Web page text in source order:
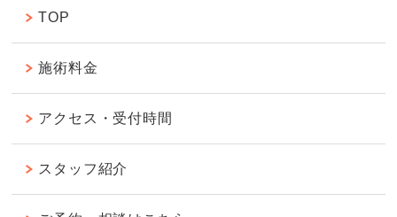
TOP
施術料金
アクセス・受付時間
スタッフ紹介